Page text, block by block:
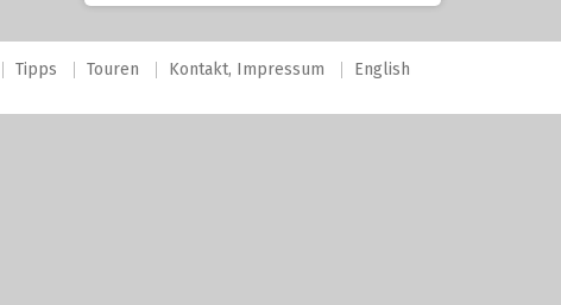
Tipps Touren Kontakt, Impressum
English